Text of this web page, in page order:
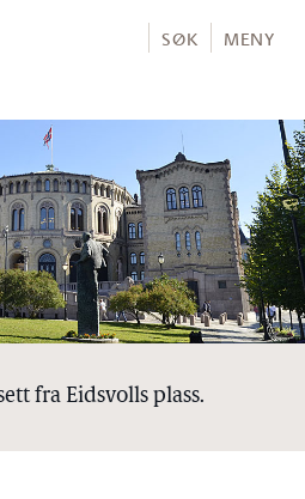
SØK MENY
fra Eidsvolls plass.